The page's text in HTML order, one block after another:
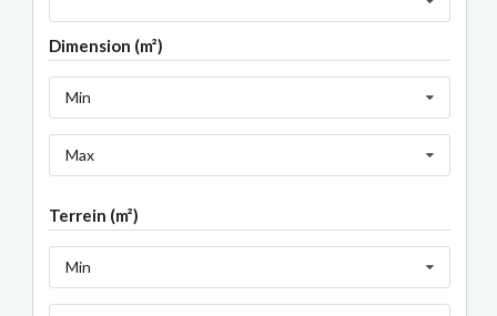
Dimension (m²)
Min
Max
Terrein (m²)
Min